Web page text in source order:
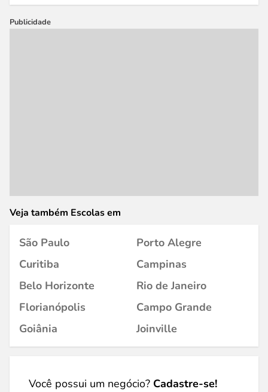
Publicidade
Veja também Escolas em
São Paulo
Porto Alegre
Curitiba
Campinas
Belo Horizonte
Rio de Janeiro
Florianópolis
Campo Grande
Goiânia
Joinville
Você possui um negócio? Cadastre-se!